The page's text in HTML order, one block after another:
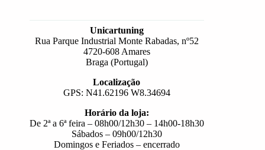
Unicartuning
Rua Parque Industrial Monte Rabadas, nº52
4720-608 Amares
Braga (Portugal)
Localização
GPS: N41.62196 W8.34694
Horário da loja:
De 2ª a 6ª feira – 08h00/12h30 – 14h00-18h30
Sábados – 09h00/12h30
Domingos e Feriados – encerrado